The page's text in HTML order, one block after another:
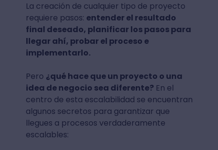
La creación de cualquier tipo de proyecto
requiere pasos: entender el resultado
final deseado, planificar los pasos para
llegar ahí, probar el proceso e
implementarlo.
Pero ¿qué hace que un proyecto o una
idea de negocio sea diferente?En el
centro de esta escalabilidad se encuentran
algunos secretos para garantizar que
llegues a procesos verdaderamente
escalables: